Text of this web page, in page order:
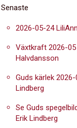
Senaste
2026-05-24
Växtkraft 2026-
Halvdansson
Guds kärlek
Lindberg
Se Guds
Erik Lindberg